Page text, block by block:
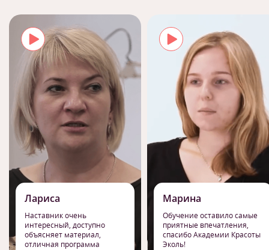
Лариса
Наставник очень
интересный, доступно
объясняет материал,
отличная программа
Марина
Обучение оставило самые
приятные впечатления,
спасибо Академии Красоты
Эколь!